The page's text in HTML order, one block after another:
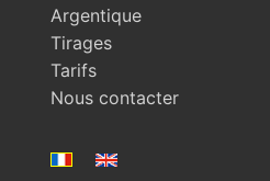
Argentique
Tirages
Tarifs
Nous contacter